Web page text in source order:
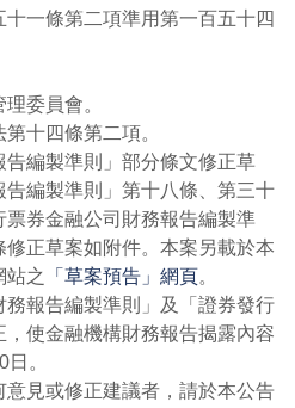
一條第二項準用第一百五十四
委員會。
十四條第二項。
編製準則」部分條文修正草
編製準則」第十八條、第三十
券金融公司財務報告編製準
正草案如附件。本案另載於本
站之
「草案預告」網頁。
務報告編製準則」及「證券發行
，使金融機構財務報告揭露內容
。
見或修正建議者，請於本公告